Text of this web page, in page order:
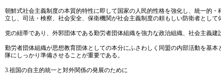
朝鮮式社会主義制度の本質的特性に即して国家の人民的性格を強化し、統一的
立し、司法・検察、社会安全、保衛機関が社会主義制度の頼もしい防衛者とし
党の紐帯であり、外郭団体である勤労者団体組織を強力な政治組織、社会主義
勤労者団体組織が思想教育団体としての本分にふさわしく同盟の内部活動を基
隊にしっかり準備させることが重要である。
3.祖国の自主的統一と対外関係の発展のために